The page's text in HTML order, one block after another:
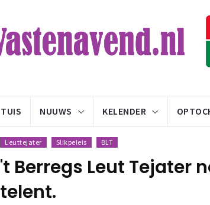
TUIS NUUWS KELENDER
Leuttejater Slikpeleis BLT
't Berregs Leut Tejater
telent.